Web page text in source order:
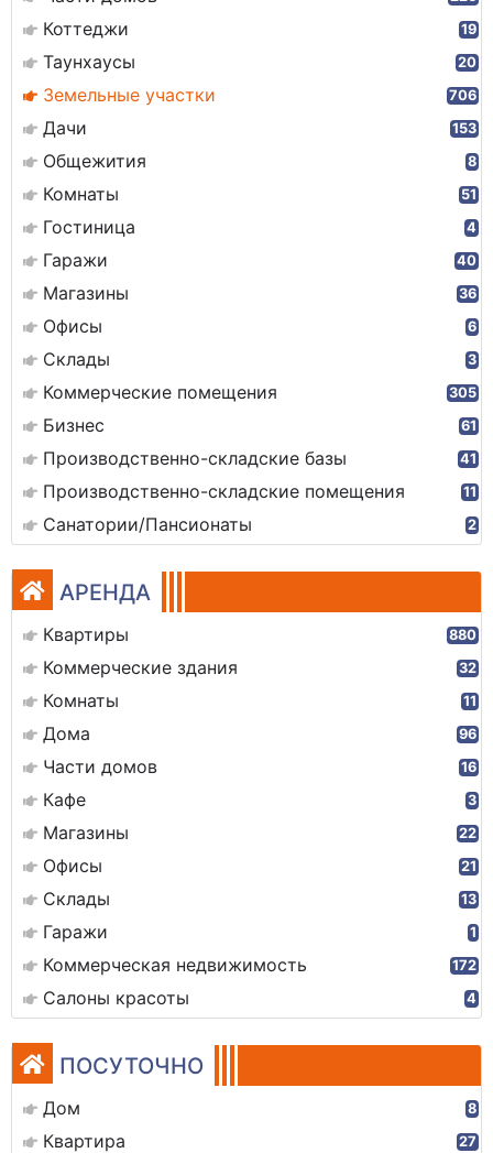
Коттеджи 19
Таунхаусы 20
Земельные участки 706
Дачи 153
Общежития 8
Комнаты 51
Гостиница 4
Гаражи 40
Магазины 36
Офисы 6
Склады 3
Коммерческие помещения 305
Бизнес 61
Производственно-складские базы 41
Производственно-складские помещения 11
Санатории/Пансионаты 2
АРЕНДА
Квартиры 880
Коммерческие здания 32
Комнаты 11
Дома 96
Части домов 16
Кафе 3
Магазины 22
Офисы 21
Склады 13
Гаражи 1
Коммерческая недвижимость 172
Салоны красоты 4
ПОСУТОЧНО
Дом 8
Квартира 27